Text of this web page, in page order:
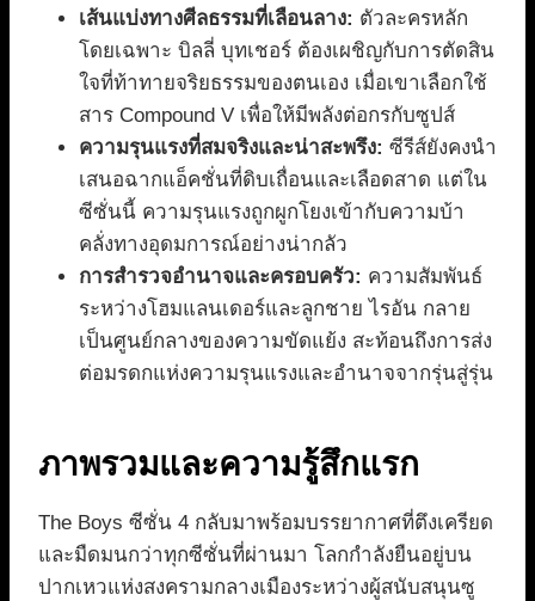
เส้นแบ่งทางศีลธรรมที่เลือนลาง: ตัวละครหลัก
โดยเฉพาะ บิลลี่ บุทเชอร์ ต้องเผชิญกับการตัดสิน
ใจที่ท้าทายจริยธรรมของตนเอง เมื่อเขาเลือกใช้
สาร Compound V เพื่อให้มีพลังต่อกรกับซูปส์
ความรุนแรงที่สมจริงและน่าสะพรึง: ซีรีส์ยังคงนำ
เสนอฉากแอ็คชั่นที่ดิบเถื่อนและเลือดสาด แต่ใน
ซีซั่นนี้ ความรุนแรงถูกผูกโยงเข้ากับความบ้า
คลั่งทางอุดมการณ์อย่างน่ากลัว
การสำรวจอำนาจและครอบครัว: ความสัมพันธ์
ระหว่างโฮมแลนเดอร์และลูกชาย ไรอัน กลาย
เป็นศูนย์กลางของความขัดแย้ง สะท้อนถึงการส่ง
ต่อมรดกแห่งความรุนแรงและอำนาจจากรุ่นสู่รุ่น
ภาพรวมและความรู้สึกแรก
The Boys ซีซั่น 4 กลับมาพร้อมบรรยากาศที่ตึงเครียด
และมืดมนกว่าทุกซีซั่นที่ผ่านมา โลกกำลังยืนอยู่บน
ปากเหวแห่งสงครามกลางเมืองระหว่างผู้สนับสนุนซู